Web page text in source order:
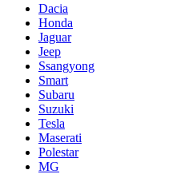
Dacia
Honda
Jaguar
Jeep
Ssangyong
Smart
Subaru
Suzuki
Tesla
Maserati
Polestar
MG